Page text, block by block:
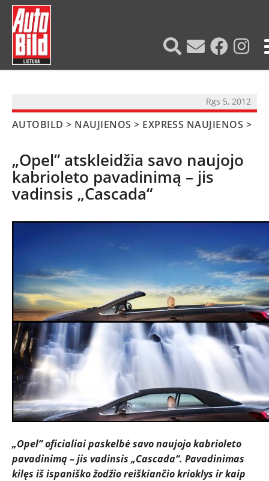
NAUJIENOS
TESTAI
NAUJI
NAUDOTI
REPORTAŽAI
SPORTAS
Rgs 5, 2012
AUTOBILD > NAUJIENOS > EXPRESS NAUJIENOS >
„Opel” atskleidžia savo naujojo
kabrioleto pavadinimą – jis
vadinsis „Cascada“
„Opel” oficialiai paskelbė savo naujojo kabrioleto
pavadinimą – jis vadinsis „Cascada“. Pavadinimas
kilęs iš ispaniško žodžio reiškiančio krioklys ir kaip